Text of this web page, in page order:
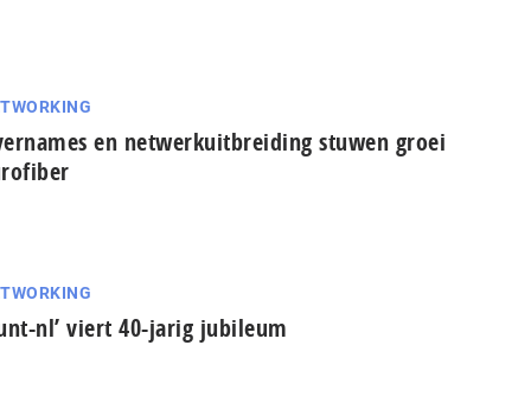
en netwerkuitbreiding stuwen groei
nl’ viert 40-jarig jubileum